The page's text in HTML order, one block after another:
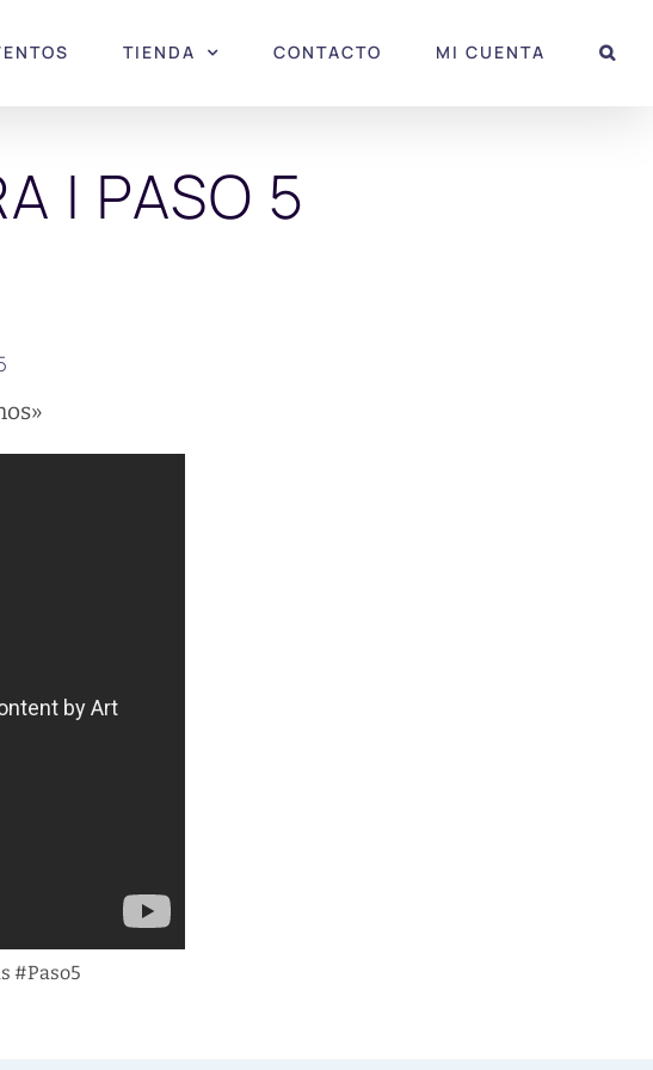
TIENDA CONTACTO MI CUENTA
| PASO 5
#Paso5